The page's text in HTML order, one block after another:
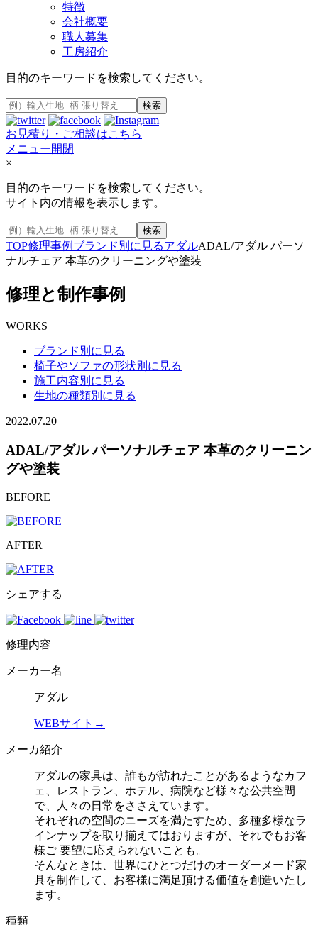
特徴
会社概要
職人募集
工房紹介
目的のキーワードを検索してください。
検索
お見積り・ご相談はこちら
メニュー開閉
×
目的のキーワードを検索してください。
サイト内の情報を表示します。
検索
TOP修理事例 ブランド別に見るアダルADAL/アダル パーソ
ナルチェア 本革のクリーニングや塗装
修理と制作事例
WORKS
ブランド別に見る
椅子やソファの形状別に見る
施工内容別に見る
生地の種類別に見る
2022.07.20
ADAL/アダル パーソナルチェア 本革のクリーニン
グや塗装
BEFORE
AFTER
シェアする
修理内容
メーカー名
アダル
WEBサイト→
メーカ紹介
アダルの家具は、誰もが訪れたことがあるようなカフ
ェ、レストラン、ホテル、病院など様々な公共空間
で、人々の日常をささえています。
それぞれの空間のニーズを満たすため、多種多様なラ
インナップを取り揃えてはおりますが、それでもお客
様ご 要望に応えられないことも。
そんなときは、世界にひとつだけのオーダーメード家
具を制作して、お客様に満足頂ける価値を創造いたし
ます。
種類